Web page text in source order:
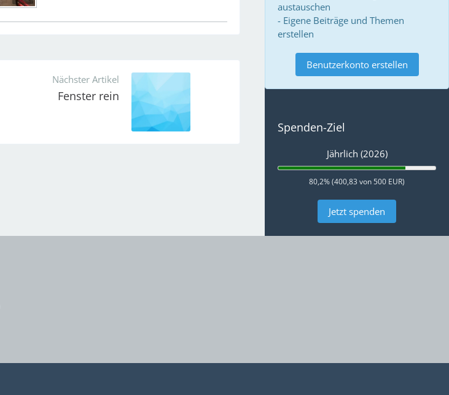
Nächster Artikel
Fenster rein
austauschen
- Eigene Beiträge und Themen
erstellen
Benutzerkonto erstellen
Spenden-Ziel
Jährlich (2026)
80,2% (400,83 von 500 EUR)
Jetzt spenden